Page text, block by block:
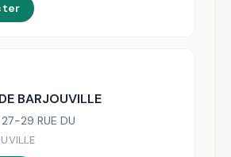
BARJOUVILLE
29 RUE DU